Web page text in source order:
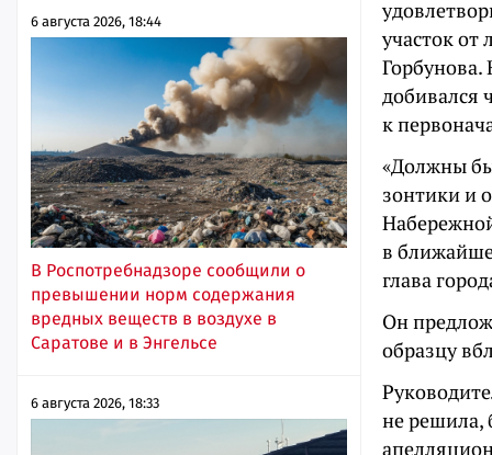
6 августа 2026, 18:44
В Роспотребнадзоре сообщили о
превышении норм содержания
вредных веществ в воздухе в
Саратове и в Энгельсе
6 августа 2026, 18:33
участок от
добивался
к
«Должны
зонтики и
в
глава
Он
образцу
не решила,